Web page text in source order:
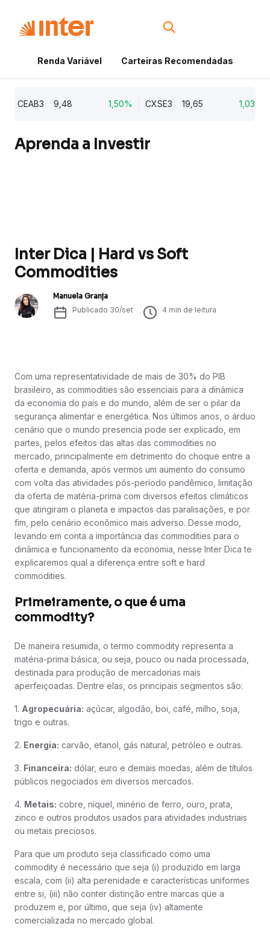
Renda Variável Carteiras Recomendadas
CEAB3 9,48 1,50% CXSE3 19,65 1,03%
Aprenda a Investir
Inter Dica | Hard vs Soft
Commodities
Manuela Granja
Publicado 30/set 4 min de leitura
Com uma representatividade de mais de 30% do PIB
brasileiro, as commodities são essenciais para a dinâmica
da economia do país e do mundo, além de ser o pilar da
segurança alimentar e energética. Nos últimos anos, o árduo
cenário que o mundo presencia pode ser explicado, em
partes, pelos efeitos das altas das commodities no
mercado, principalmente em detrimento do choque entre a
oferta e demanda, após vermos um aumento do consumo
com volta das atividades pós-período pandêmico, limitação
da oferta de matéria-prima com diversos efeitos climáticos
que atingiram o planeta e impactos das paralisações, e por
fim, pelo cenário econômico mais adverso. Desse modo,
levando em conta a importância das commodities para o
dinâmica e funcionamento da economia, nesse Inter Dica te
explicaremos qual a diferença entre soft e hard
commodities.
Primeiramente, o que é uma
commodity?
De maneira resumida, o termo commodity representa a
matéria-prima básica, ou seja, pouco ou nada processada,
destinada para produção de mercadorias mais
aperfeiçoadas. Dentre elas, os principais segmentos são:
1. Agropecuária: açúcar, algodão, boi, café, milho, soja,
trigo e outras.
2. Energia: carvão, etanol, gás natural, petróleo e outras.
3. Financeira: dólar, euro e demais moedas, além de títulos
públicos negociados em diversos mercados.
4. Metais: cobre, níquel, minério de ferro, ouro, prata,
zinco e outros produtos usados para atividades industriais
ou metais preciosos.
Para que um produto seja classificado como uma
commodity é necessário que seja (i) produzido em larga
escala, com (ii) alta perenidade e características uniformes
entre si, (iii) não conter distinção entre marcas que a
produzem e, por último, que seja (iv) altamente
comercializada no mercado global.